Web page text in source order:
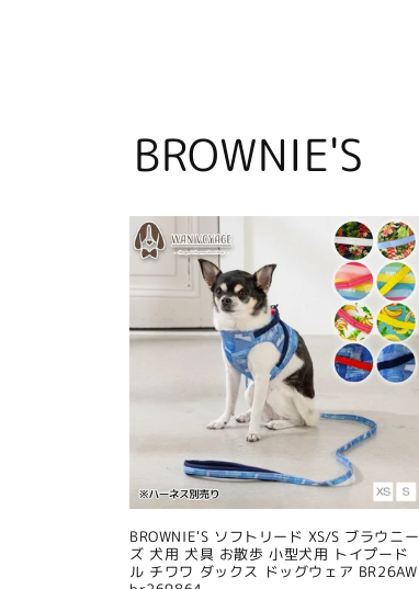
BROWNIE'S
BROWNIE'S ソフトリード XS/S ブラウニー
ズ 犬用 犬具 お散歩 小型犬用 トイプード
ル チワワ ダックス ドッグウェア BR26AW